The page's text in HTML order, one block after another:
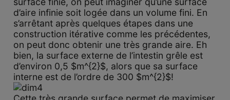
d’aire infinie soit logée dans un volume fini. En
s’arrêtant après quelques étapes dans une
construction itérative comme les précédentes,
on peut donc obtenir une très grande aire. Eh
bien, la surface externe de l’intestin grêle est
d’environ 0,5 $m^{2}$, alors que sa surface
interne est de l’ordre de 300 $m^{2}$!